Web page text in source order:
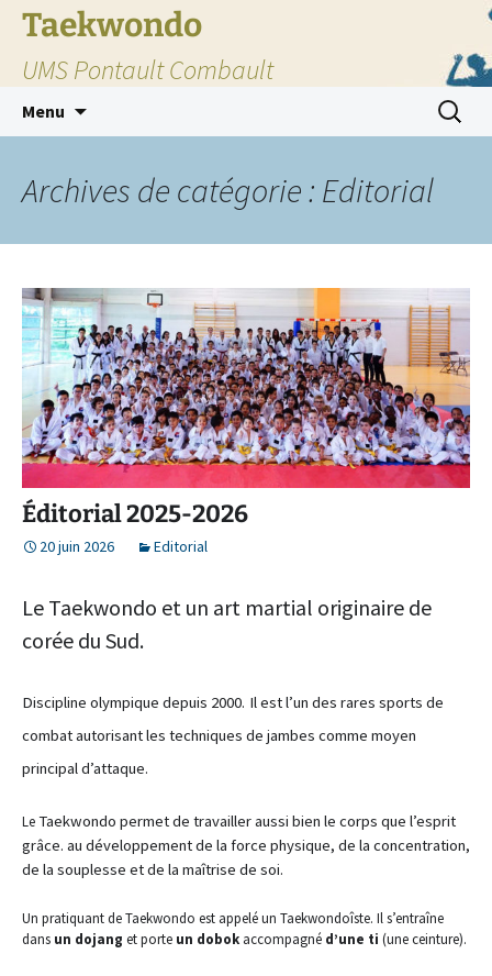
Taekwondo
UMS Pontault Combault
Menu
Archives de catégorie : Editorial
Éditorial 2025-2026
20 juin 2026 Editorial
Le Taekwondo et un art martial originaire de
corée du Sud.
Discipline olympique depuis 2000. Il est l’un des rares sports de
combat autorisant les techniques de jambes comme moyen
principal d’attaque.
LeTaekwondo permet de travailler aussi bien le corps que l’esprit
grâce. au développement de la force physique, de la concentration,
de la souplesse et de la maîtrise de soi.
Un pratiquant de Taekwondo est appelé un Taekwondoîste. Il s’entraîne
dans un dojang et porte un dobok accompagné d’une ti (une ceinture).